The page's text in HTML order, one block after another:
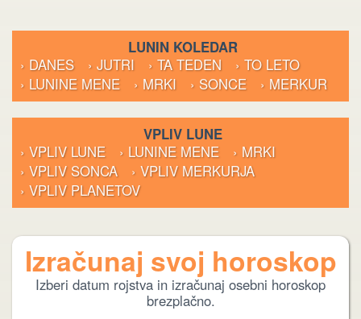
LUNIN KOLEDAR
› DANES
› JUTRI › TA TEDEN
› TO LETO
› LUNINE MENE
› MRKI › SONCE › MERKUR
VPLIV LUNE
› VPLIV LUNE
› LUNINE MENE
› MRKI
› VPLIV SONCA
› VPLIV MERKURJA
› VPLIV PLANETOV
Izračunaj svoj horoskop
Izberi datum rojstva in izračunaj osebni horoskop
brezplačno.